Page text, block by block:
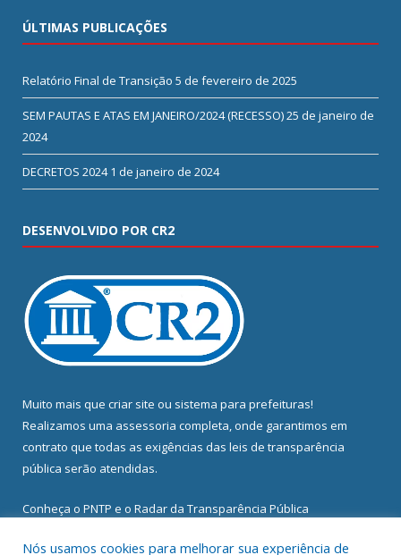
ÚLTIMAS PUBLICAÇÕES
Relatório Final de Transição 5 de fevereiro de 2025
SEM PAUTAS E ATAS EM JANEIRO/2024 (RECESSO)25 de janeiro de
2024
DECRETOS 2024 1 de janeiro de 2024
DESENVOLVIDO POR CR2
Muito mais que criar site ou sistema para prefeituras!
Realizamos uma assessoria completa, onde garantimos em
contrato que todas as exigências das leis de transparência
pública serão atendidas.
Conheça o PNTP e o Radar da Transparência Pública
Nós usamos cookies para melhorar sua experiência de